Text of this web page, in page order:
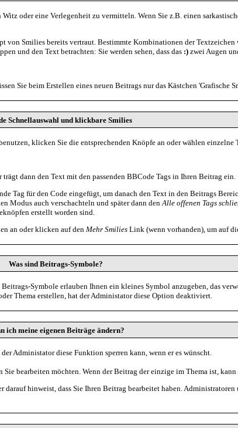
oder eine Verlegenheit zu vermitteln. Wenn Sie z.B. einen
Smilies bereits vertraut. Bestimmte Kombinationen der
und den Text betrachten: Sie werden sehen, dass das :) zwei Augen
Sie beim Erstellen eines neuen Beitrags nur das Kästchen 'Grafische
Schnellauswahl und klickbare Smilies
klicken Sie die entsprechenden Knöpfe an oder wählen
dann den Text mit den passenden BBCode Tags in Ihren Beitrag ein.
Tag für den Code eingefügt, um danach den Text in den Beitrags
Modus auch verschachteln und später dann denAlle offenen Tags
erstellt worden sind.
an oder klicken auf den Mehr Smilies Link (wenn vorhanden), um auf
Was sind Beitrags-Symbole?
Symbole erlauben Ihnen ein kleines Symbol anzugeben, das
Thema erstellen, hat der Administator diese Option deaktiviert.
ich meine eigenen Beiträge ändern?
Administator diese Funktion sperren kann, wenn er es wünscht.
bearbeiten möchten. Wenn der Beitrag der einzige im Thema ist, kann
hinweist, dass Sie Ihren Beitrag bearbeitet haben.